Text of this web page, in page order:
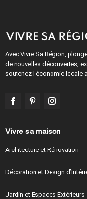
Avec Vivre Sa Région,
de nouvelles découvertes,
soutenez l’économie locale
Vivre sa maison
Architecture et Rénovation
Décoration et Design
Jardin et Espaces Extérieurs